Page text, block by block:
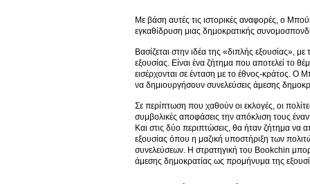
Με βάση αυτές τις ιστορικές αναφορές, ο
εγκαθίδρυση μιας δημοκρατικής
Βασίζεται στην ιδέα της «διπλής εξουσίας»,
εξουσίας. Είναι ένα ζήτημα που αποτελεί το
εισέρχονται σε ένταση με το έθνος-κράτος. Ο
να δημιουργήσουν συνελεύσεις άμεσης
Σε περίπτωση που χαθούν οι εκλογές, οι
συμβολικές αποφάσεις την απόκλιση τους
Και στις δύο περιπτώσεις, θα ήταν ζήτημα να
εξουσίας όπου η μαζική υποστήριξη των
συνελεύσεων. Η στρατηγική του Bookchin
άμεσης δημοκρατίας ως προμήνυμα της